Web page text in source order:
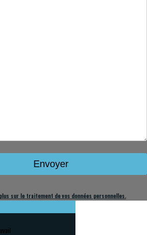
sur le traitement de vos données personnelles.